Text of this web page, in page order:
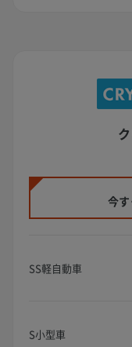
今
SS軽自動車
S小型車